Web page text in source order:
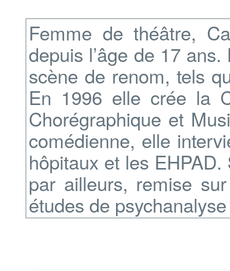
Femme de théâtre,
depuis l’âge de 17
scène de renom, tels
En 1996 elle crée la
Chorégraphique et
comédienne, elle
hôpitaux et les
par ailleurs, remise
études de